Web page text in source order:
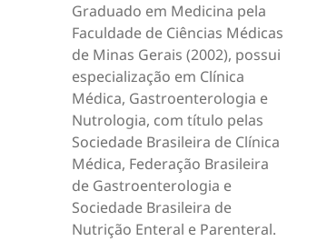
Graduado em Medicina pela
Faculdade de Ciências Médicas
de Minas Gerais (2002), possui
especialização em Clínica
Médica, Gastroenterologia e
Nutrologia, com título pelas
Sociedade Brasileira de Clínica
Médica, Federação Brasileira
de Gastroenterologia e
Sociedade Brasileira de
Nutrição Enteral e Parenteral.